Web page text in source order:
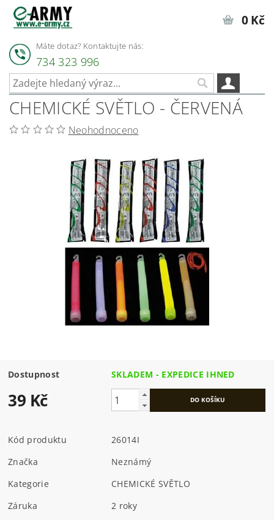
Máte dotaz? Kontaktujte nás:
734 323 996
0 Kč
CHEMICKÉ SVĚTLO - ČERVENÁ
Neohodnoceno
Dostupnost SKLADEM - EXPEDICE IHNED
39 Kč
Kód produktu
26014I
Značka
Neznámý
Kategorie
CHEMICKÉ SVĚTLO
Záruka
2 roky